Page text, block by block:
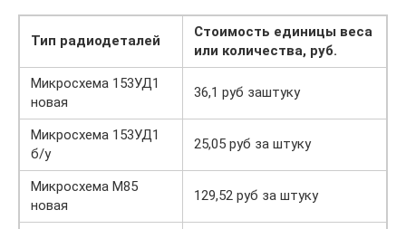
Тип радиодеталей
Стоимость единицы веса
или количества, руб.
Микросхема 153УД1
новая
36,1 руб заштуку
Микросхема 153УД1
б/у
25,05 руб за штуку
Микросхема М85
новая
129,52 руб за штуку